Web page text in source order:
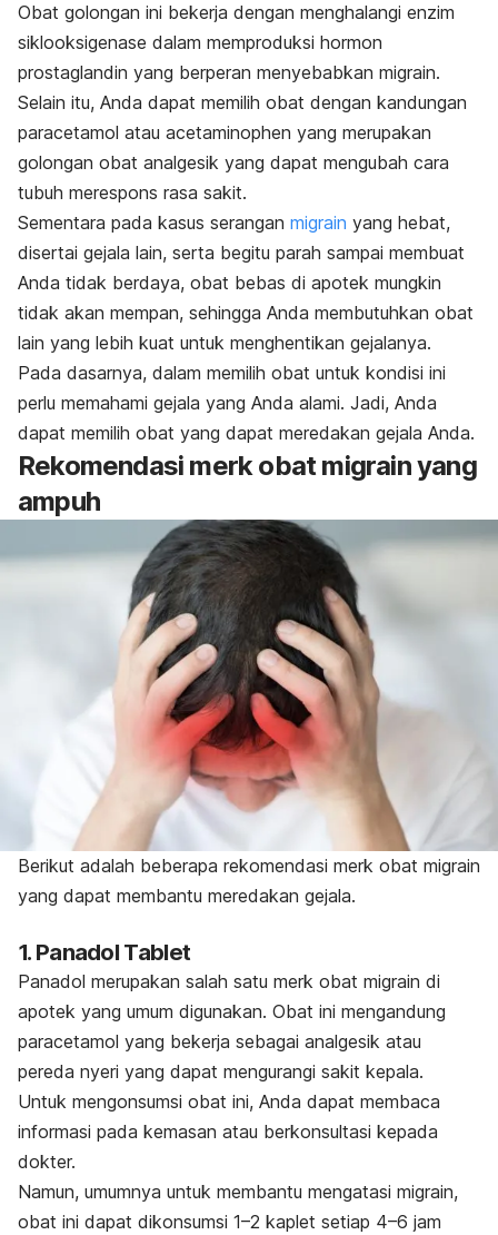
Obat golongan ini bekerja dengan menghalangi enzim
siklooksigenase dalam memproduksi hormon
prostaglandin yang berperan menyebabkan migrain.
Selain itu, Anda dapat memilih obat dengan kandungan
paracetamol atau acetaminophen yang merupakan
golongan obat analgesik yang dapat mengubah cara
tubuh merespons rasa sakit.
Sementara pada kasus serangan migrain yang hebat,
disertai gejala lain, serta begitu parah sampai membuat
Anda tidak berdaya, obat bebas di apotek mungkin
tidak akan mempan, sehingga Anda membutuhkan obat
lain yang lebih kuat untuk menghentikan gejalanya.
Pada dasarnya, dalam memilih obat untuk kondisi ini
perlu memahami gejala yang Anda alami. Jadi, Anda
dapat memilih obat yang dapat meredakan gejala Anda.
Rekomendasi merk obat migrain yang
ampuh
Berikut adalah beberapa rekomendasi merk obat migrain
yang dapat membantu meredakan gejala.
1. Panadol Tablet
Panadol merupakan salah satu merk obat migrain di
apotek yang umum digunakan. Obat ini mengandung
paracetamol yang bekerja sebagai analgesik atau
pereda nyeri yang dapat mengurangi sakit kepala.
Untuk mengonsumsi obat ini, Anda dapat membaca
informasi pada kemasan atau berkonsultasi kepada
dokter.
Namun, umumnya untuk membantu mengatasi migrain,
obat ini dapat dikonsumsi 1–2 kaplet setiap 4–6 jam